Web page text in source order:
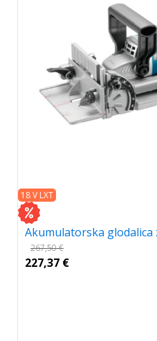
18 V LXT
Akumulatorska glodalica
267,50€
227,37 €